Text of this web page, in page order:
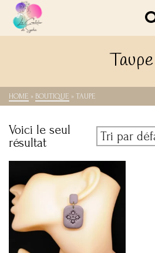
Taupe
HOME » BOUTIQUE » TAUPE
Voici le seul
résultat